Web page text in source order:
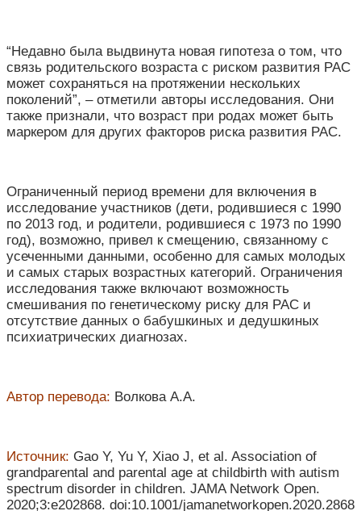
“Недавно была выдвинута новая гипотеза о том, что
связь родительского возраста с риском развития РАС
может сохраняться на протяжении нескольких
поколений”, – отметили авторы исследования. Они
также признали, что возраст при родах может быть
маркером для других факторов риска развития РАС.
Ограниченный период времени для включения в
исследование участников (дети, родившиеся с 1990
по 2013 год, и родители, родившиеся с 1973 по 1990
год), возможно, привел к смещению, связанному с
усеченными данными, особенно для самых молодых
и самых старых возрастных категорий. Ограничения
исследования также включают возможность
смешивания по генетическому риску для РАС и
отсутствие данных о бабушкиных и дедушкиных
психиатрических диагнозах.
Автор перевода: Волкова А.А.
Источник: Gao Y, Yu Y, Xiao J, et al. Association of
grandparental and parental age at childbirth with autism
spectrum disorder in children. JAMA Network Open.
2020;3:e202868. doi:10.1001/jamanetworkopen.2020.2868